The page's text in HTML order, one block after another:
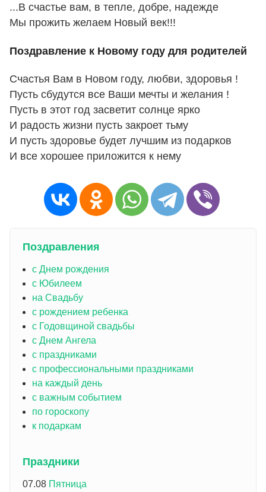
...В счастье вам, в тепле, добре, надежде
Мы прожить желаем Новый век!!!
Поздравление к Новому году для родителей
Счастья Вам в Новом году, любви, здоровья !
Пусть сбудутся все Ваши мечты и желания !
Пусть в этот год засветит солнце ярко
И радость жизни пусть закроет тьму
И пусть здоровье будет лучшим из подарков
И все хорошее приложится к нему
Поздравления
с Днем рождения
с Юбилеем
на Свадьбу
с рождением ребенка
с Годовщиной свадьбы
с Днем Ангела
с праздниками
с профессиональными праздниками
на каждый день
с важным событием
по гороскопу
к подаркам
Праздники
07.08 Пятница